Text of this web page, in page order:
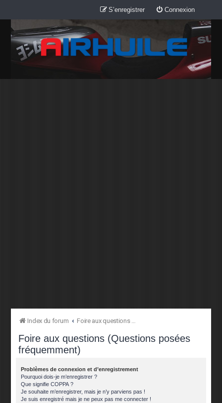
Connexion
S’enregistrer
Index du forum Foire aux questions (Questions posées fréquemment)
Foire aux questions (Questions posées
fréquemment)
Problèmes de connexion et d’enregistrement
Pourquoi dois-je m’enregistrer ?
Que signifie COPPA ?
Je souhaite m’enregistrer, mais je n’y parviens pas !
Je suis enregistré mais je ne peux pas me connecter !